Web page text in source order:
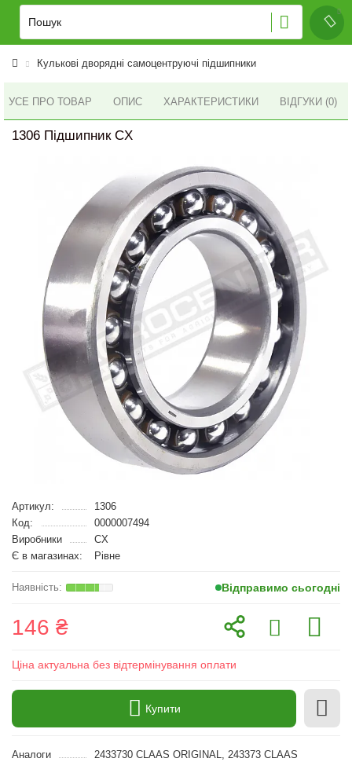
Кулькові дворядні самоцентруючі підшипники
УСЕ ПРО ТОВАР ОПИС ХАРАКТЕРИСТИКИ ВІДГУКИ (0)
1306 Підшипник CX
Артикул:
1306
Код:
0000007494
Виробники
CX
Є в магазинах:
Рівне
Відправимо сьогодні
146 ₴
Ціна актуальна без відтермінування оплати
Купити
Аналоги
2433730 CLAAS ORIGINAL, 243373 CLAAS